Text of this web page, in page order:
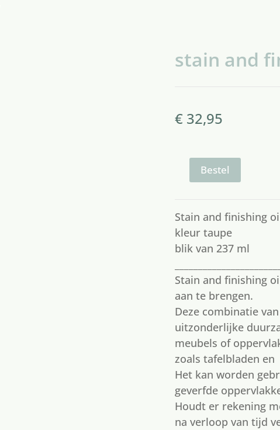
stain and
€32,95
aantal
Bestel
Stain and finishing
kleur taupe
blik van 237 ml
Stain and finishing
aan te brengen.
Deze combinatie
uitzonderlijke
meubels of
zoals tafelbladen
Het kan worden
geverfde
Houdt er rekening
na verloop van tijd